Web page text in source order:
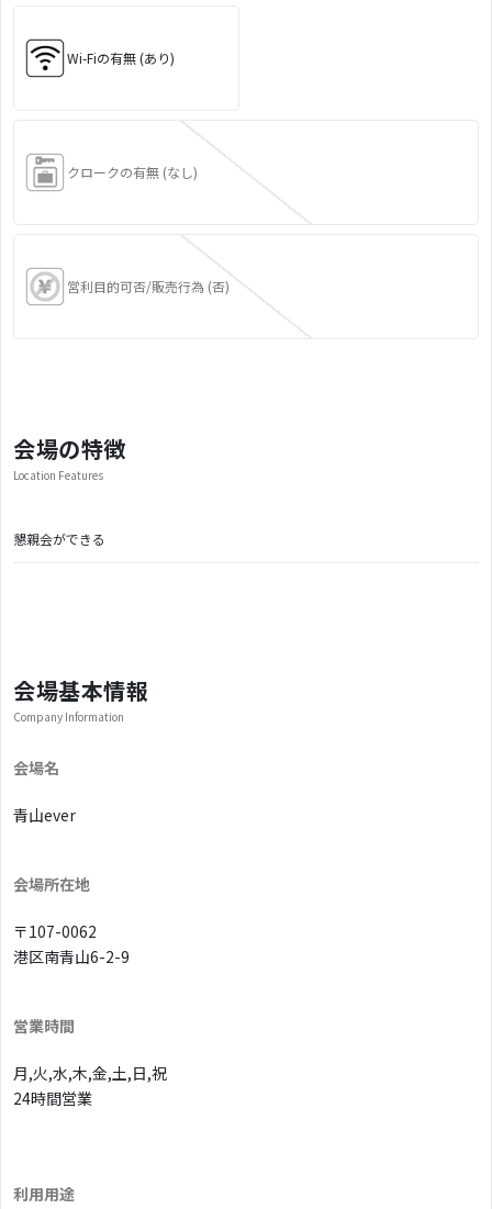
Wi-Fiの有無 (あり)
クロークの有無 (なし)
営利目的可否/販売行為 (否)
会場の特徴
Location Features
懇親会ができる
会場基本情報
Company Information
会場名
青山ever
会場所在地
〒107-0062
港区南青山6-2-9
営業時間
月,火,水,木,金,土,日,祝
24時間営業
利用用途